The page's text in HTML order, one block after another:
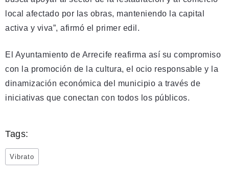
local afectado por las obras, manteniendo la capital
activa y viva”, afirmó el primer edil.
El Ayuntamiento de Arrecife reafirma así su compromiso
con la promoción de la cultura, el ocio responsable y la
dinamización económica del municipio a través de
iniciativas que conectan con todos los públicos.
Tags:
Vibrato